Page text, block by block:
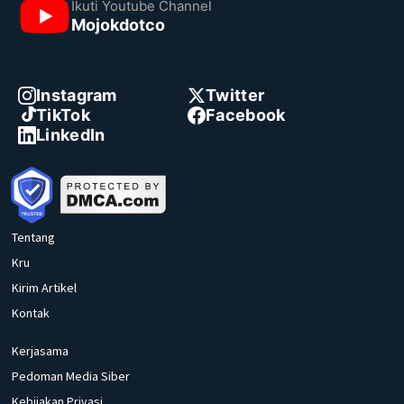
Ikuti Youtube Channel
Mojokdotco
Instagram
Twitter
TikTok
Facebook
LinkedIn
Tentang
Kru
Kirim Artikel
Kontak
Kerjasama
Pedoman Media Siber